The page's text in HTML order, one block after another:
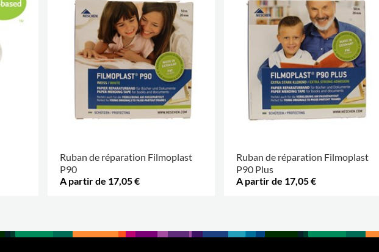
Ruban de réparation Filmoplast
P90
A partir de 17,05 €
Ruban de réparation Filmoplast
P90 Plus
A partir de 17,05 €